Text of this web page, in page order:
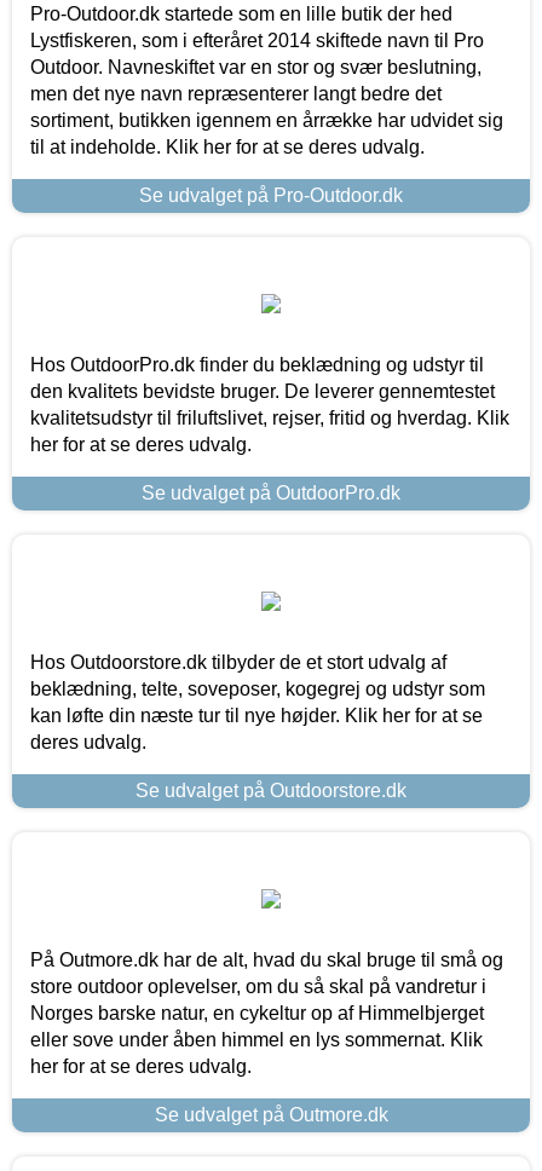
Pro-Outdoor.dk startede som en lille butik der hed
Lystfiskeren, som i efteråret 2014 skiftede navn til Pro
Outdoor. Navneskiftet var en stor og svær beslutning,
men det nye navn repræsenterer langt bedre det
sortiment, butikken igennem en årrække har udvidet sig
til at indeholde. Klik her for at se deres udvalg.
Se udvalget på Pro-Outdoor.dk
Hos OutdoorPro.dk finder du beklædning og udstyr til
den kvalitets bevidste bruger. De leverer gennemtestet
kvalitetsudstyr til friluftslivet, rejser, fritid og hverdag. Klik
her for at se deres udvalg.
Se udvalget på OutdoorPro.dk
Hos Outdoorstore.dk tilbyder de et stort udvalg af
beklædning, telte, soveposer, kogegrej og udstyr som
kan løfte din næste tur til nye højder. Klik her for at se
deres udvalg.
Se udvalget på Outdoorstore.dk
På Outmore.dk har de alt, hvad du skal bruge til små og
store outdoor oplevelser, om du så skal på vandretur i
Norges barske natur, en cykeltur op af Himmelbjerget
eller sove under åben himmel en lys sommernat. Klik
her for at se deres udvalg.
Se udvalget på Outmore.dk